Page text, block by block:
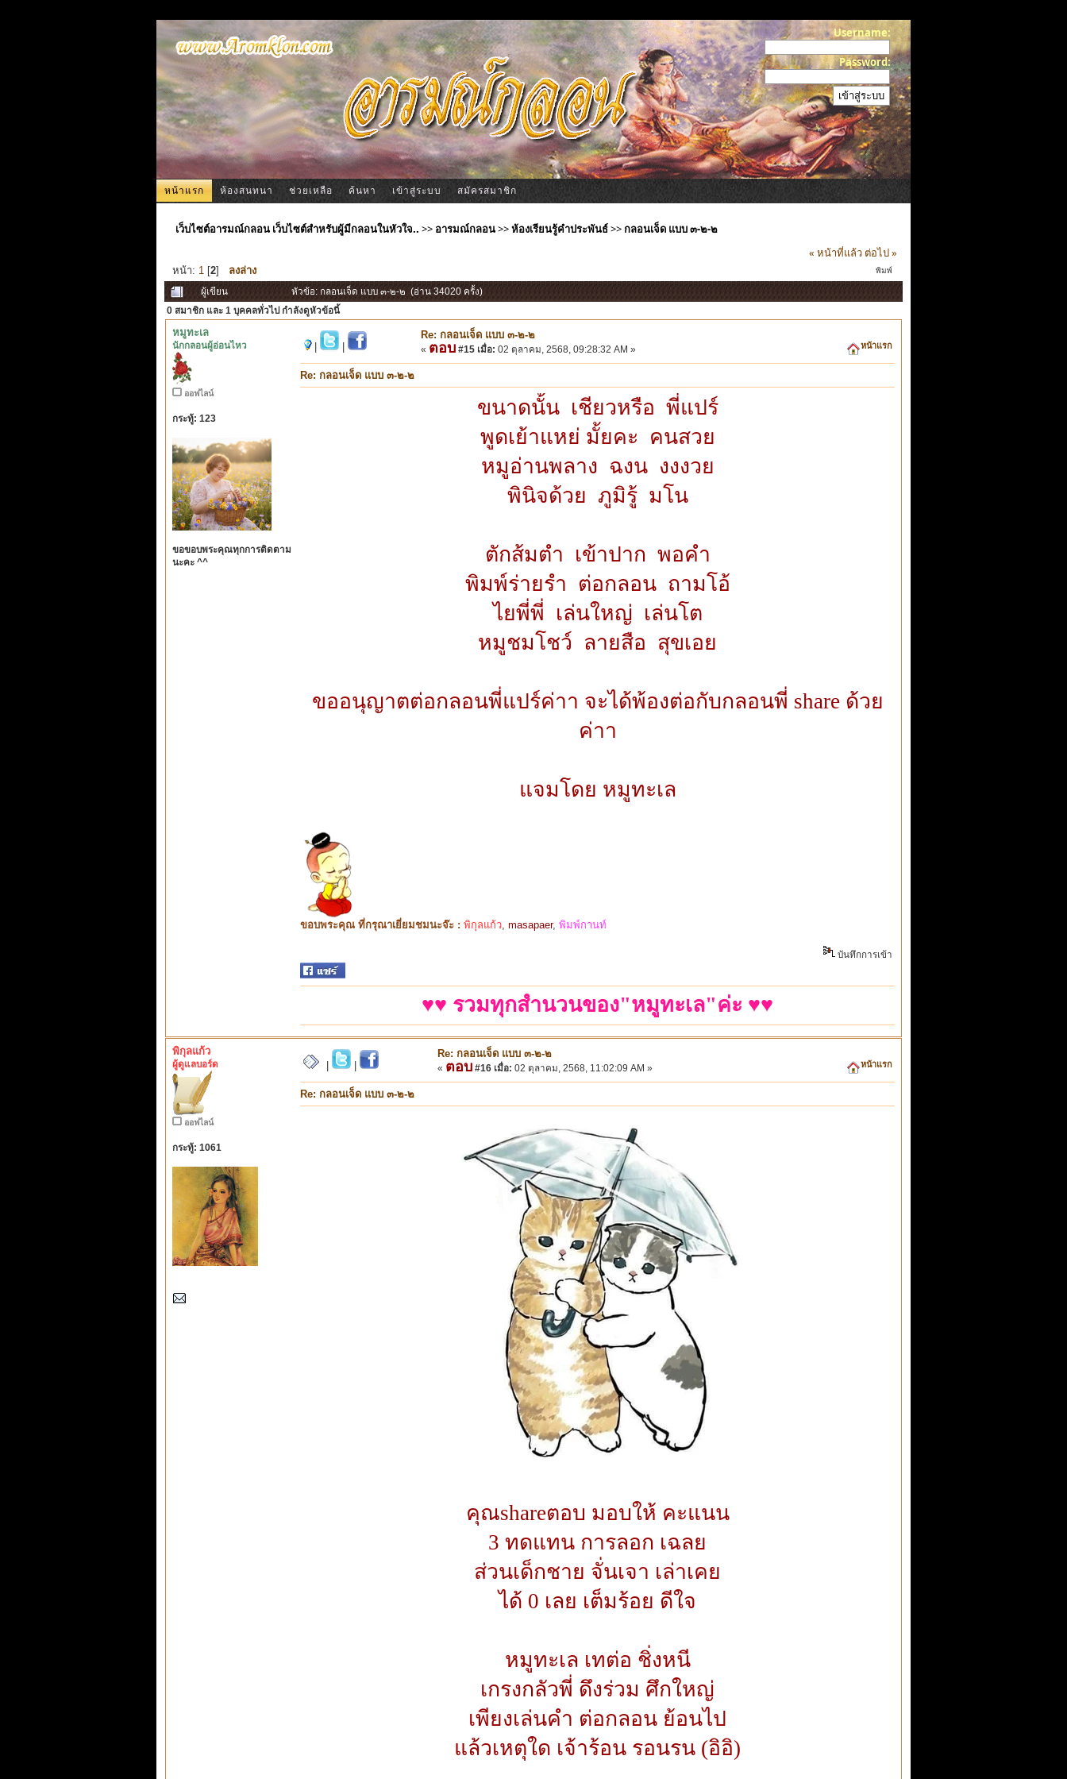
Username:
Password:
หน้าแรก ห้องสนทนา ช่วยเหลือ ค้นหา เข้าสู่ระบบ สมัครสมาชิก
เว็บไซต์อารมณ์กลอน เว็บไซต์สำหรับผู้มีกลอนในหัวใจ.. >> อารมณ์กลอน>>ห้องเรียนรู้คำประพันธ์>>กลอนเจ็ด แบบ ๓-๒-๒
หน้า: 1 [2] ลงล่าง
« หน้าที่แล้ว ต่อไป »
พิมพ์
ผู้เขียน
หัวข้อ: กลอนเจ็ด แบบ ๓-๒-๒ (อ่าน 34020 ครั้ง)
0 สมาชิก และ 1 บุคคลทั่วไป กำลังดูหัวข้อนี้
หมูทะเล
นักกลอนผู้อ่อนไหว
ออฟไลน์
กระทู้: 123
ขอขอบพระคุณทุกการติดตาม
นะคะ ^^
Re: กลอนเจ็ด แบบ ๓-๒-๒
« ตอบ #15 เมื่อ: 02 ตุลาคม, 2568, 09:28:32 AM » หน้าแรก
Re: กลอนเจ็ด แบบ ๓-๒-๒
ขนาดนั้น เชียวหรือ พี่แปร์
พูดเย้าแหย่ มั้ยคะ คนสวย
หมูอ่านพลาง ฉงน งงงวย
พินิจด้วย ภูมิรู้ มโน
ตักส้มตำ เข้าปาก พอคำ
พิมพ์ร่ายรำ ต่อกลอน ถามโอ้
ไยพี่พี่ เล่นใหญ่ เล่นโต
หมูชมโชว์ ลายสือ สุขเอย
ขออนุญาตต่อกลอนพี่แปร์ค่าา จะได้พ้องต่อกับกลอนพี่ share ด้วย
ค่าา
แจมโดย หมูทะเล
ขอบพระคุณ ที่กรุณาเยี่ยมชมนะจ๊ะ : พิกุลแก้ว masapaer, พิมพ์กานท์
บันทึกการเข้า
♥♥ รวมทุกสำนวนของ"หมูทะเล"ค่ะ ♥♥
พิกุลแก้ว
ผู้ดูแลบอร์ด
ออฟไลน์
กระทู้: 1061
Re: กลอนเจ็ด แบบ ๓-๒-๒
« ตอบ #16 เมื่อ: 02 ตุลาคม, 2568, 11:02:09 AM » หน้าแรก
Re: กลอนเจ็ด แบบ ๓-๒-๒
คุณshareตอบ มอบให้ คะแนน
3 ทดแทน การลอก เฉลย
ส่วนเด็กชาย จั่นเจา เล่าเคย
ได้ 0 เลย เต็มร้อย ดีใจ
หมูทะเล เทต่อ ชิ่งหนี
เกรงกลัวพี่ ดึงร่วม ศึกใหญ่
เพียงเล่นคำ ต่อกลอน ย้อนไป
แล้วเหตุใด เจ้าร้อน รอนรน (อิอิ)